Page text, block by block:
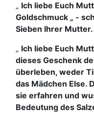
„ Ich liebe Euch
Goldschmuck „ -
Sieben Ihrer Mutter.
„ Ich liebe Euch
dieses Geschenk
überleben, weder
das Mädchen Else.
sie erfahren und
Bedeutung des